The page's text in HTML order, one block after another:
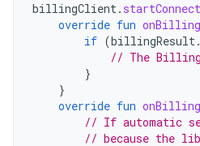
billingClient.
override fun
if (billingResult.
// The
}
}
override fun
// If automatic
// because the